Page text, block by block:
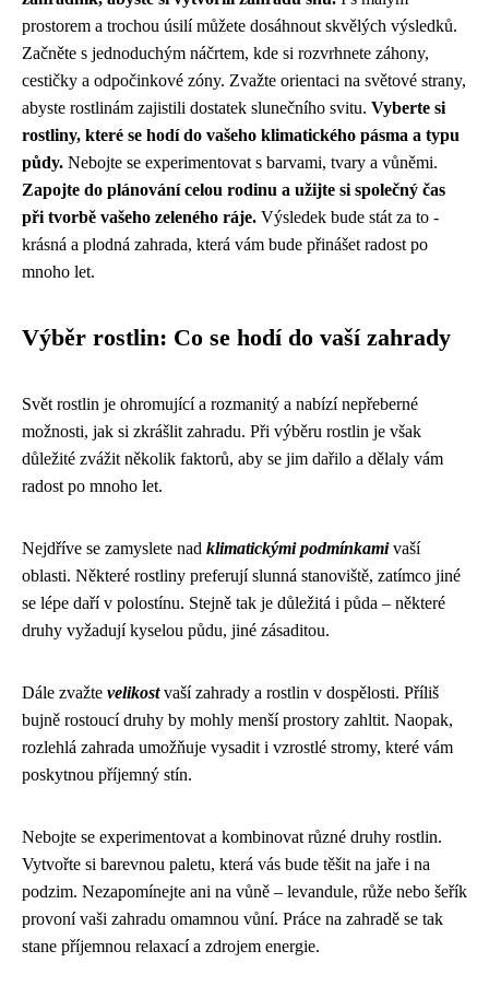
prostorem a trochou úsilí můžete dosáhnout skvělých výsledků.
Začněte s jednoduchým náčrtem, kde si rozvrhnete záhony,
cestičky a odpočinkové zóny. Zvažte orientaci na světové strany,
abyste rostlinám zajistili dostatek slunečního svitu. Vyberte si
rostliny, které se hodí do vašeho klimatického pásma a typu
půdy. Nebojte se experimentovat s barvami, tvary a vůněmi.
Zapojte do plánování celou rodinu a užijte si společný čas
při tvorbě vašeho zeleného ráje. Výsledek bude stát za to -
krásná a plodná zahrada, která vám bude přinášet radost po
mnoho let.
Výběr rostlin: Co se hodí do vaší zahrady
Svět rostlin je ohromující a rozmanitý a nabízí nepřeberné
možnosti, jak si zkrášlit zahradu. Při výběru rostlin je však
důležité zvážit několik faktorů, aby se jim dařilo a dělaly vám
radost po mnoho let.
Nejdříve se zamyslete nad klimatickými podmínkamivaší
oblasti. Některé rostliny preferují slunná stanoviště, zatímco jiné
se lépe daří v polostínu. Stejně tak je důležitá i půda – některé
druhy vyžadují kyselou půdu, jiné zásaditou.
Dále zvažte velikostvaší zahrady a rostlin v dospělosti. Příliš
bujně rostoucí druhy by mohly menší prostory zahltit. Naopak,
rozlehlá zahrada umožňuje vysadit i vzrostlé stromy, které vám
poskytnou příjemný stín.
Nebojte se experimentovat a kombinovat různé druhy rostlin.
Vytvořte si barevnou paletu, která vás bude těšit na jaře i na
podzim. Nezapomínejte ani na vůně – levandule, růže nebo šeřík
provoní vaši zahradu omamnou vůní. Práce na zahradě se tak
stane příjemnou relaxací a zdrojem energie.